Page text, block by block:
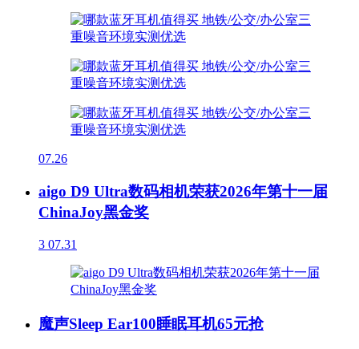
07.26
aigo D9 Ultra数码相机荣获2026年第十一届
ChinaJoy黑金奖
3 07.31
魔声Sleep Ear100睡眠耳机65元抢